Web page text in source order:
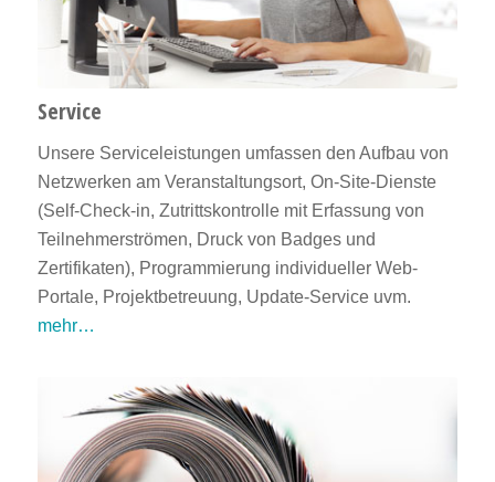
Service
Unsere Serviceleistungen umfassen den Aufbau von
Netzwerken am Veranstaltungsort, On-Site-Dienste
(Self-Check-in, Zutrittskontrolle mit Erfassung von
Teilnehmerströmen, Druck von Badges und
Zertifikaten), Programmierung individueller Web-
Portale, Projektbetreuung, Update-Service uvm.
mehr…